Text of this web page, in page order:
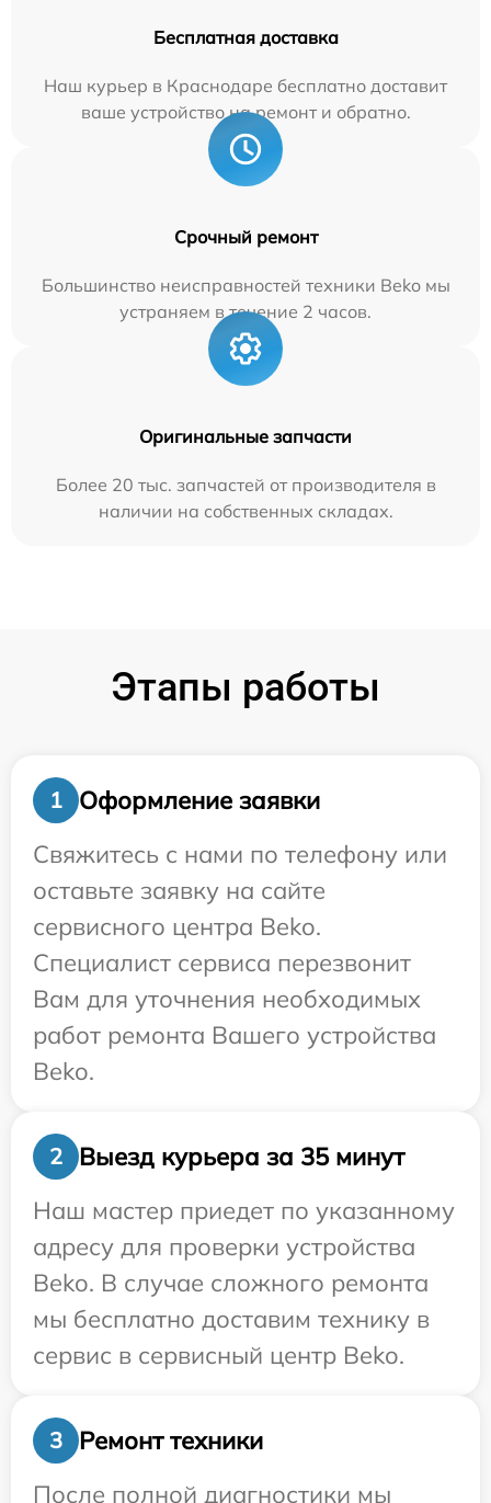
Бесплатная доставка
Наш курьер в Краснодаре бесплатно доставит
ваше устройство на ремонт и обратно.
Срочный ремонт
Большинство неисправностей техники Beko мы
устраняем в течение 2 часов.
Оригинальные запчасти
Более 20 тыс. запчастей от производителя в
наличии на собственных складах.
Этапы работы
1
Оформление заявки
Свяжитесь с нами по телефону или
оставьте заявку на сайте
сервисного центра Beko.
Специалист сервиса перезвонит
Вам для уточнения необходимых
работ ремонта Вашего устройства
Beko.
2
Выезд курьера за 35 минут
Наш мастер приедет по указанному
адресу для проверки устройства
Beko. В случае сложного ремонта
мы бесплатно доставим технику в
сервис в сервисный центр Beko.
3
Ремонт техники
После полной диагностики мы